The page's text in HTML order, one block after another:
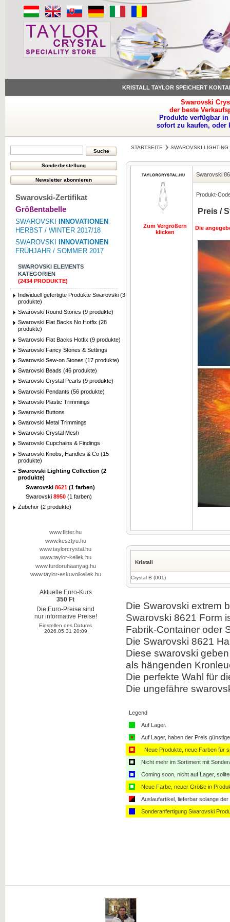
KRISTALL TAYLOR SPEICHERT
Swarovski
der beste
Produkte verfügbar
sofort zu kaufen, oder
Swarovski-Zertifikat
Größentabelle
SWAROVSKI
INNOVATIONEN
HERBST / WINTER 2017/18
SWAROVSKI
INNOVATIONEN
FRÜHJAHR / SOMMER 2017
SWAROVSKI ELEMENTS
KATEGORIEN
(2434 PRODUKTE)
Individuell gefertigte Produkte Swarovski (3
produkte)
Swarovski Round Stones (9 produkte)
Swarovski Flat Backs No Hotfix (28
produkte)
Swarovski Flat Backs Hotfix (9 produkte)
Swarovski Fancy Stones & Settings
Swarovski Sew-on Stones (17 produkte)
Swarovski Beads (46 produkte)
Swarovski Crystal Pearls (9 produkte)
Swarovski Pendants (56 produkte)
Swarovski Plastic Trimmings
Swarovski Buttons
Swarovski Metal Trimmings
Swarovski Crystal Mesh
Swarovski Cupchains & Findings
Swarovski Knobs, Handles & Co (15
produkte)
Swarovski Lighting Collection (2
produkte)
Swarovski 8621 (1 farben)
Swarovski 8950 (1 farben)
Zubehör (2 produkte)
www.flitter.hu
www.kesztyu.hu
www.taylorcrystal.hu
www.taylor-kellek.hu
www.furdoruhaanyag.hu
www.taylor-eskuvoikellek.hu
Aktuelle Euro-Kurs
350 Ft
Die Euro-Preise sind
nur informative Preise!
Einstellen des Datums
2026.05.31 20:09
STARTSEITE SWAROVSKI LIGHTING
Zum Vergrößern
klicken
Swarovski
Produkt-
Preis /
Die
Kristall
Crystal B (001)
Die Swarovski extrem
Swarovski 8621 Form
Fabrik-Container oder
Die Swarovski 8621
Diese swarovski
als hängenden
Die perfekte Wahl für
Die ungefähre
Legend
Auf Lager.
Auf Lager, haben der Preis
Neue Produkte, neue Farben für
Nicht mehr im Sortiment mit
Coming soon, nicht auf Lager,
Neue Farbe, neuer Größe in
Auslaufartikel, lieferbar solange der
Sonderanfertigung Swarovski